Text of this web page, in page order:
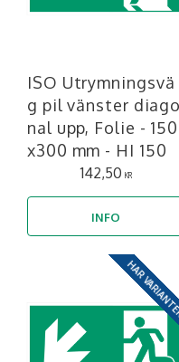
ISO Utrymningsvä
g pil vänster diago
nal upp, Folie - 150
x300 mm - HI 150
142,50 KR
INFO
HAR